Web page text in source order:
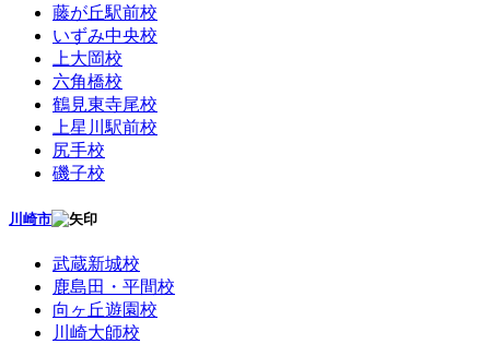
藤が丘駅前校
いずみ中央校
上大岡校
六角橋校
鶴見東寺尾校
上星川駅前校
尻手校
磯子校
川崎市
武蔵新城校
鹿島田・平間校
向ヶ丘遊園校
川崎大師校